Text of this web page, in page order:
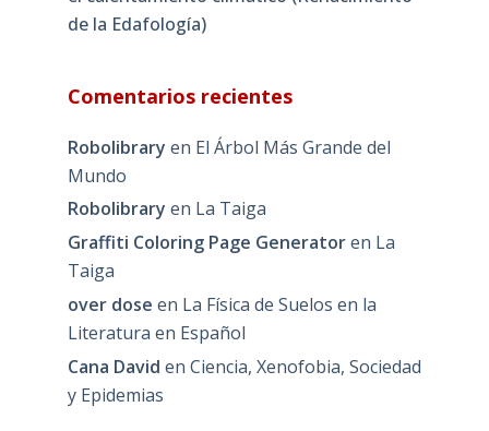
de la Edafología)
Comentarios recientes
Robolibrary en El Árbol Más Grande del
Mundo
Robolibrary en La Taiga
Graffiti Coloring Page Generatoren La
Taiga
over dose en La Física de Suelos en la
Literatura en Español
Cana David en Ciencia, Xenofobia, Sociedad
y Epidemias